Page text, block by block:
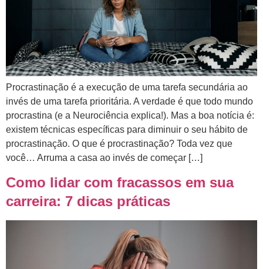
Procrastinação é a execução de uma tarefa secundária ao
invés de uma tarefa prioritária. A verdade é que todo mundo
procrastina (e a Neurociência explica!). Mas a boa notícia é:
existem técnicas específicas para diminuir o seu hábito de
procrastinação. O que é procrastinação? Toda vez que
você… Arruma a casa ao invés de começar […]
Como lidar com fracassos em sua
carreira: 7 dicas práticas